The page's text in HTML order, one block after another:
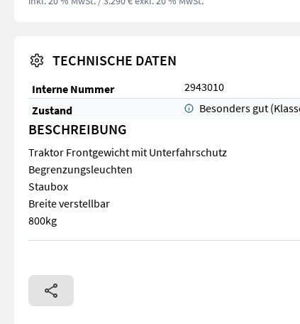
TECHNISCHE DATEN
Interne Nummer
2943010
Zustand
Besonders gut
BESCHREIBUNG
Traktor Frontgewicht mit Unterfahrschutz
Begrenzungsleuchten
Staubox
Breite verstellbar
800kg
Traktor Frontgewicht mit Unterfahrschutz